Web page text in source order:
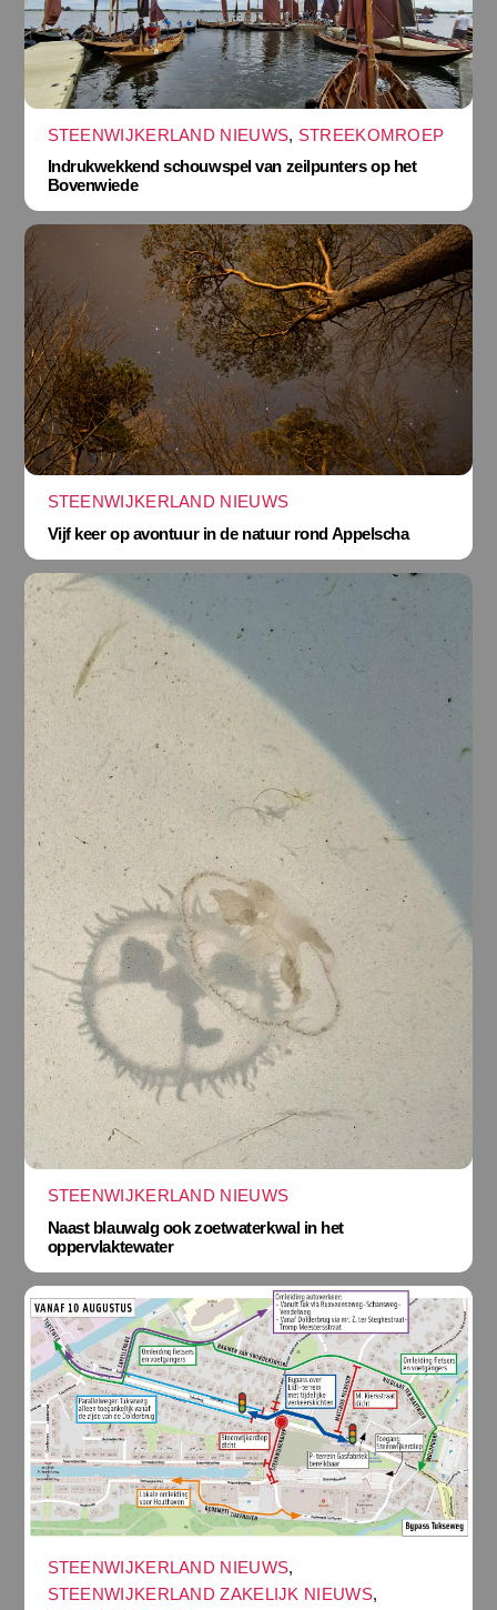
STEENWIJKERLAND NIEUWS, STREEKOMROEP
Indrukwekkend schouwspel van zeilpunters op het
Bovenwiede
STEENWIJKERLAND NIEUWS
Vijf keer op avontuur in de natuur rond Appelscha
STEENWIJKERLAND NIEUWS
Naast blauwalg ook zoetwaterkwal in het
oppervlaktewater
STEENWIJKERLAND NIEUWS,
STEENWIJKERLAND ZAKELIJK NIEUWS,